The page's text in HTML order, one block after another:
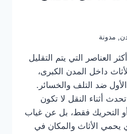
, مدونة
العناصر التي يتم التقليل
داخل المدن الكبرى،
ضد التلف والخسائر.
أثناء النقل لا تكون
التحريك فقط، بل عن غياب
يحمي الأثاث والمكان في